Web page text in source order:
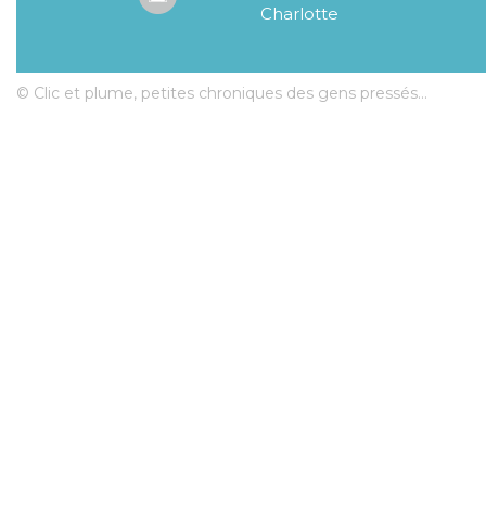
Charlotte
© Clic et plume, petites chroniques des gens pressés...